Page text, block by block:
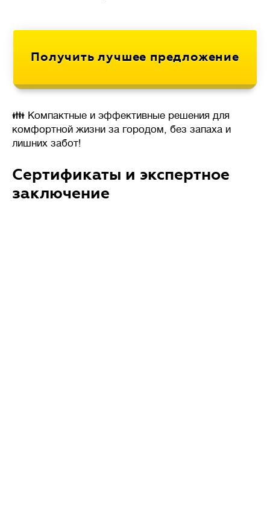
👪 Компактные и эффективные решения для
комфортной жизни за городом, без запаха и
лишних забот!
Сертификаты и экспертное
заключение